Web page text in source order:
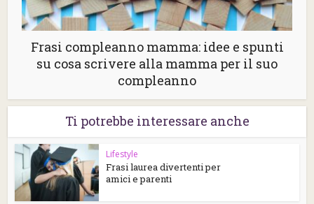
Frasi compleanno mamma: idee e spunti
su cosa scrivere alla mamma per il suo
compleanno
Ti potrebbe interessare anche
Lifestyle
Frasi laurea divertenti per
amici e parenti